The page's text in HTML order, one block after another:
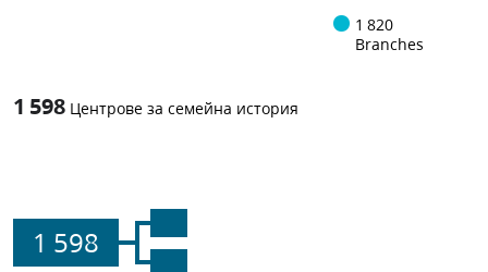
1 820
Branches
1 598 Центрове за семейна история
1 598